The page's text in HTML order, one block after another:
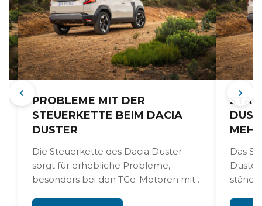
PROBLEME MIT DER
STEUERKETTE BEIM DACIA
DUSTER
Die Steuerkette des Dacia Duster
sorgt für erhebliche Probleme,
besonders bei den TCe-Motoren mit
MEHR
Das